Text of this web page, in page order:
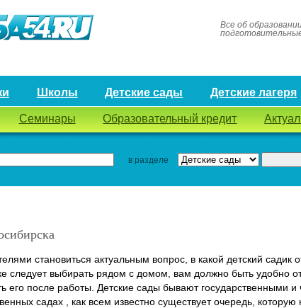
Все об
Школы Детские сады Детские лагеря
Семинары Образовательный кредит
в разделе
становиться актуальным вопрос, в какой детский садик
следует выбирать рядом с домом, вам должно быть удобно
его после работы. Детские сады бывают государственными
садах , как всем известно существует очередь,